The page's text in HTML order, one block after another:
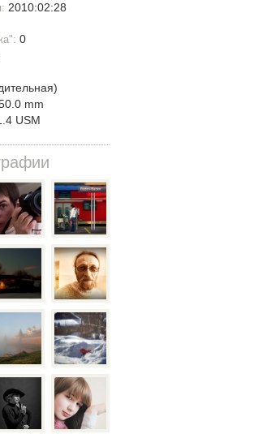
2010:02:28
0
mm
USM